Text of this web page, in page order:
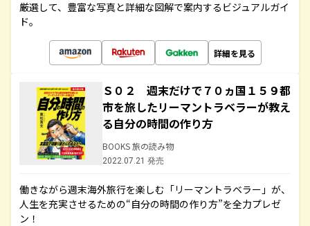
厳選して、豊富な写真と詳細な図解で案内するビジュアルガイ
ド。
詳細を見る
Ｓ０２ 週末だけで７０ヵ国１５９都
市を旅したリーマントラベラーが教え
る自分の時間の作り方
BOOKS 旅の読み物
2022.07.21 発売
働きながら週末海外旅行を楽しむ「リーマントラベラー」が、
人生を充実させるための“自分の時間の作り方”を全力プレゼ
ン！